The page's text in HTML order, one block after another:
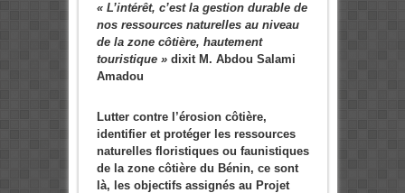
« L’intérêt, c’est la gestion durable de
nos ressources naturelles au niveau
de la zone côtière, hautement
touristique »dixit M. Abdou Salami
Amadou
Lutter contre l’érosion côtière,
identifier et protéger les ressources
naturelles floristiques ou faunistiques
de la zone côtière du Bénin, ce sont
là, les objectifs assignés au Projet